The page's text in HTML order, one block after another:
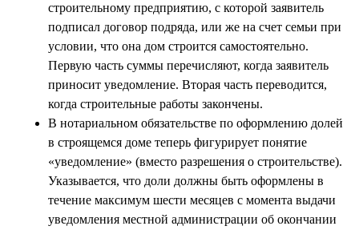
строительному предприятию, с которой заявитель
подписал договор подряда, или же на счет семьи при
условии, что она дом строится самостоятельно.
Первую часть суммы перечисляют, когда заявитель
приносит уведомление. Вторая часть переводится,
когда строительные работы закончены.
В нотариальном обязательстве по оформлению долей
в строящемся доме теперь фигурирует понятие
«уведомление» (вместо разрешения о строительстве).
Указывается, что доли должны быть оформлены в
течение максимум шести месяцев с момента выдачи
уведомления местной администрации об окончании